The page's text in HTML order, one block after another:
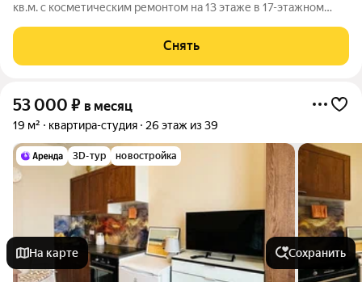
кв.м. с косметическим ремонтом на 13 этаже в 17-этажном
монолитный, окна выходят
Снять
53 000 ₽ в месяц
19 м² квартира-студия 26 этаж из 39
3D-тур новостройка
На карте Сохранить